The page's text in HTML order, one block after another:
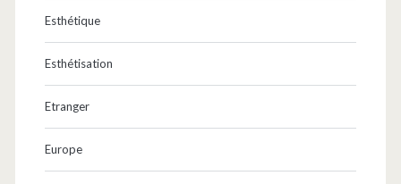
Esthétique
Esthétisation
Etranger
Europe